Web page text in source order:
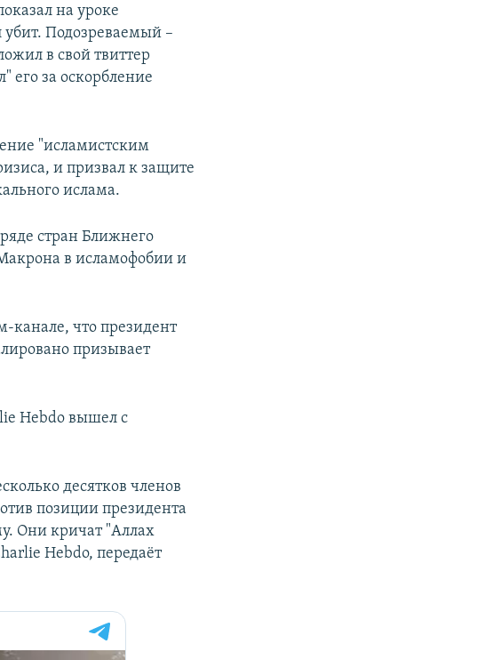
на уроке
Подозреваемый –
в свой твиттер
его за оскорбление
"исламистским
и призвал к защите
ислама.
стран Ближнего
в исламофобии и
канале, что президент
призывает
Hebdo вышел с
десятков членов
позиции президента
Они кричат "Аллах
Hebdo, передаёт